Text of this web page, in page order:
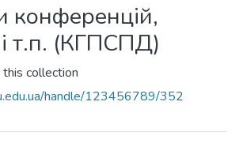
конференцій,
і т.п. (КГПСПД)
collection
handle/123456789/352